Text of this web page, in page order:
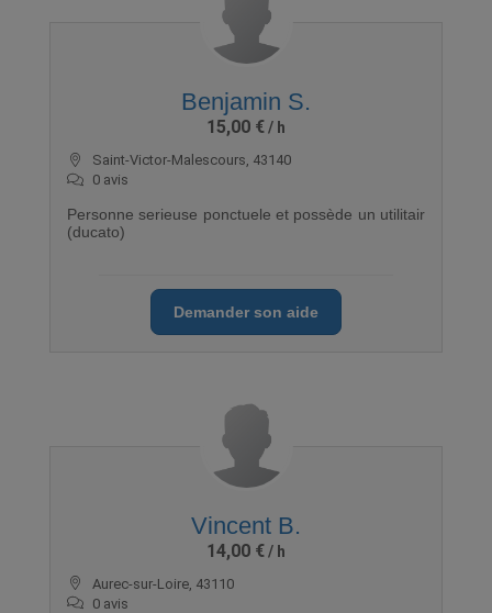
Benjamin S.
15,00 €
Saint-Victor-Malescours, 43140
0 avis
Personne serieuse ponctuele et possède un utilitair
(ducato)
Demander son aide
Vincent B.
14,00 €
Aurec-sur-Loire, 43110
0 avis